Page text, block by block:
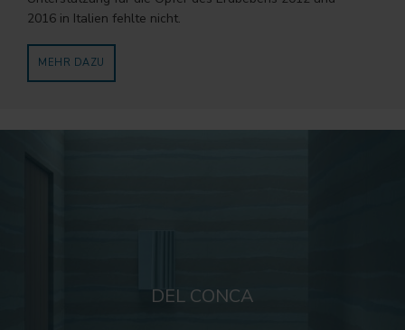
2016 in Italien fehlte nicht.
MEHR DAZU
DEL CONCA